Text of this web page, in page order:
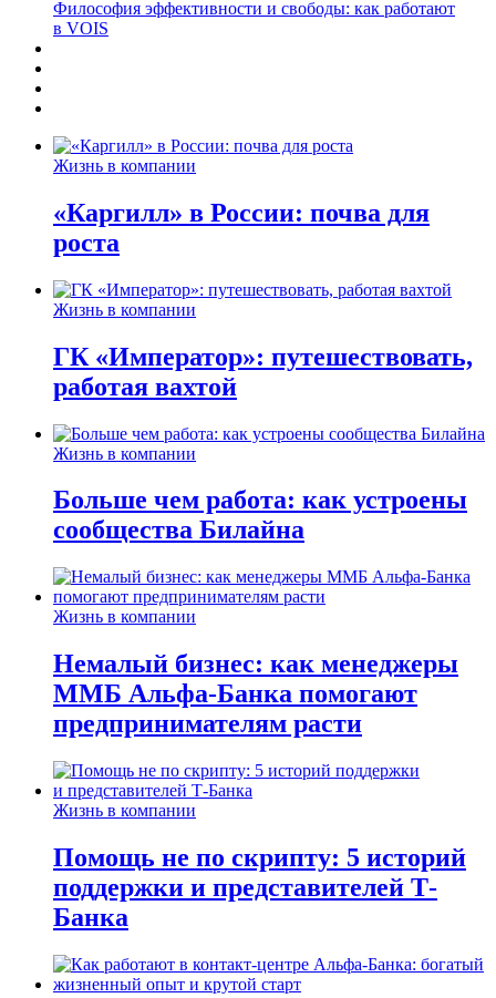
Философия эффективности и свободы: как работают
в VOIS
Жизнь в компании
«Каргилл» в России: почва для
роста
Жизнь в компании
ГК «Император»: путешествовать,
работая вахтой
Жизнь в компании
Больше чем работа: как устроены
сообщества Билайна
Жизнь в компании
Немалый бизнес: как менеджеры
ММБ Альфа-Банка помогают
предпринимателям расти
Жизнь в компании
Помощь не по скрипту: 5 историй
поддержки и представителей Т-
Банка